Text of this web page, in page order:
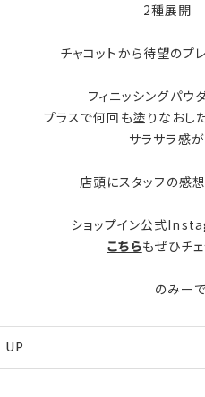
2種展開
チャコットから待望のプ
フィニッシングパ
プラスで何回も塗りなおし
サラサラ感が
店頭にスタッフの感
ショップイン公式
こちらもぜひチ
のみー
UP